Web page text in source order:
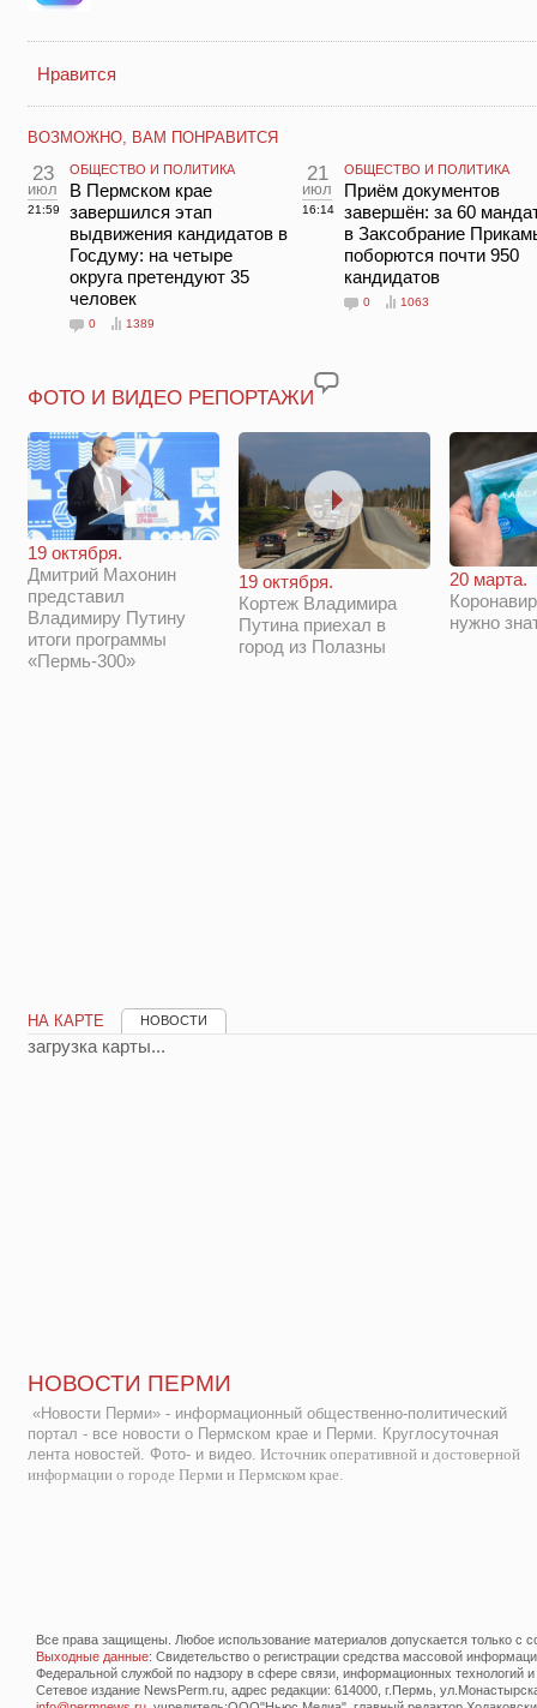
Нравится
ВОЗМОЖНО, ВАМ ПОНРАВИТСЯ
23
июл
21:59
ОБЩЕСТВО И ПОЛИТИКА
В Пермском крае
завершился этап
выдвижения кандидатов в
Госдуму: на четыре
округа претендуют 35
человек
0 1389
21
июл
16:14
ОБЩЕСТВО И ПОЛИТИКА
Приём документов
завершён: за 60
в Заксобрание
поборются почти 950
кандидатов
0 1063
ФОТО И ВИДЕО РЕПОРТАЖИ
19 октября.
Дмитрий Махонин
представил
Владимиру Путину
итоги программы
«Пермь-300»
19 октября.
Кортеж Владимира
Путина приехал в
город из Полазны
20 марта.
нужно
НА КАРТЕ НОВОСТИ
загрузка карты...
НОВОСТИ ПЕРМИ
«Новости Перми» - информационный общественно-политический
портал - все новости о Пермском крае и Перми. Круглосуточная
лента новостей. Фото- и видео. Источник оперативной и достоверной
информации о городе Перми и Пермском крае.
Все права защищены. Любое использование материалов допускается только с
Выходные данные: Свидетельство о регистрации средства массовой
Федеральной службой по надзору в сфере связи, информационных технологий
Сетевое издание NewsPerm.ru, адрес редакции: 614000, г.Пермь,